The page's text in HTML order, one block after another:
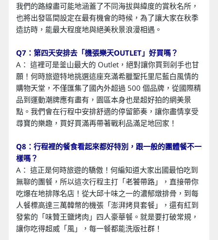
我們的路線盡可能地涵蓋了不同海拔與緯度的賞秋名所，
也將出發區間設定在最有機會的時候，為了讓大家在秋季
造訪時，能最大程度地與絕美秋景浪漫相遇。
Q7：第四天安排去「機張樂天OUTLET」好買嗎？
A： 這裡可是釜山最大的 Outlet，絕對讓你買到剁手也甘
願！何時旅遊特地挑選這座充滿希臘聖托里尼藍白風情的
購物天堂，不僅匯集了國內外超過 500 個品牌，從國際精
品到運動潮牌應有盡有，園區本身也是超好拍的網美景
點。我們會在行程中安排舒適的停留節奏，讓你盡情享受
尋寶的樂趣，買好買滿再帶著戰利品滿足地回家！
Q8：行程裡的餐食看起來都好特別，跟一般的團體餐不一
樣嗎？
A： 這正是何時旅遊的驕傲！何編知道大家出國最怕吃到
無聊的團餐，所以這次行程主打「老饕帶路」，直接帶你
吃爆在地排隊名店！從大邱十味之一的濃郁燉排骨，到每
人餐標高達三萬韓幣的機張「澎湃烤貝套餐」，還有紅到
發紫的「味贊王鹽烤肉」四人豪華餐。就是要打破常規，
讓你吃得超威「風」，每一餐都能洗版社群！